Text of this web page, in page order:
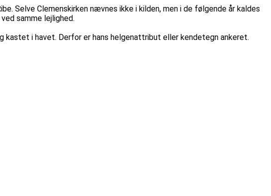
Selve Clemenskirken nævnes ikke i kilden, men i de følgende år kaldes
samme lejlighed.
kastet i havet. Derfor er hans helgenattribut eller kendetegn ankeret.